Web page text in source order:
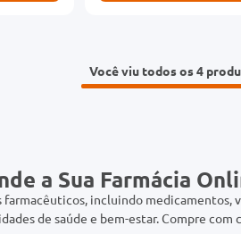
Você viu todos os 4
a Sua Farmácia
incluindo
de saúde e bem-estar. Compre